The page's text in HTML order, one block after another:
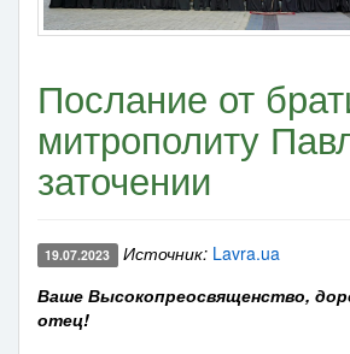
Послание от
митрополиту
заточении
19.07.2023 Источник: Lavra.ua
Ваше Высокопреосвященство,
отец!